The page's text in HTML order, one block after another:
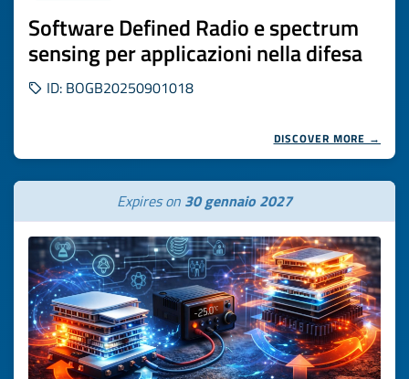
Software Defined Radio e spectrum
sensing per applicazioni nella difesa
ID: BOGB20250901018
DISCOVER MORE →
Expires on 30 gennaio 2027